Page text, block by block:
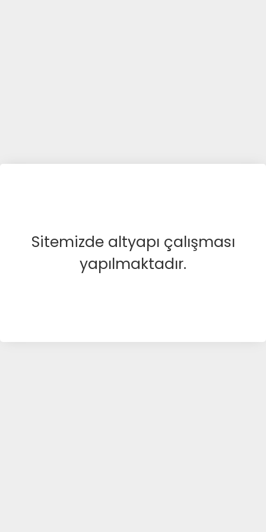
Sitemizde altyapı çalışması
yapılmaktadır.